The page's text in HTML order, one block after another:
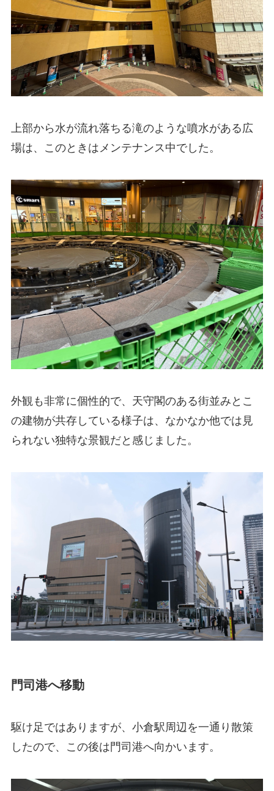
上部から水が流れ落ちる滝のような噴水がある広
場は、このときはメンテナンス中でした。
外観も非常に個性的で、天守閣のある街並みとこ
の建物が共存している様子は、なかなか他では見
られない独特な景観だと感じました。
門司港へ移動
駆け足ではありますが、小倉駅周辺を一通り散策
したので、この後は門司港へ向かいます。